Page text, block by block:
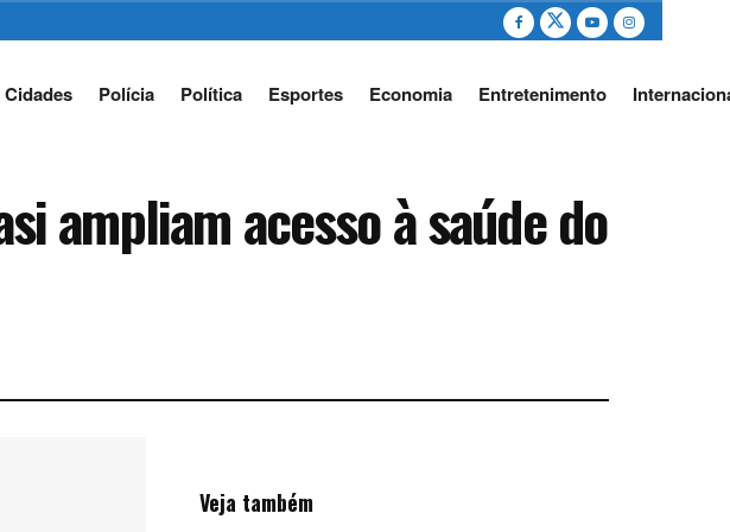
Cidades Polícia Política Esportes Economia Entretenimento
ampliam acesso à saúde do
Veja também